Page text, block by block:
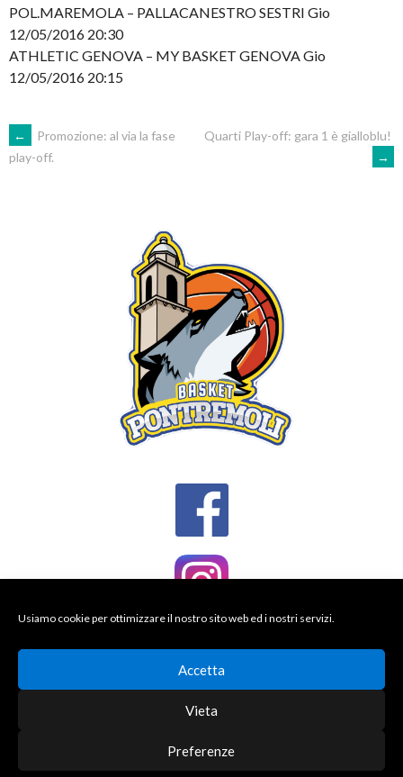
Usiamo cookie per ottimizzare il nostro sito web ed i nostri servizi.
Accetta
Vieta
Preferenze
POL.MAREMOLA – PALLACANESTRO SESTRI Gio
12/05/2016 20:30
ATHLETIC GENOVA – MY BASKET GENOVA Gio
12/05/2016 20:15
POST
←
Promozione: al via la fase
play-off.
Quarti Play-off: gara 1 è gialloblu!
→
DESIGNED BY THEMEBOY